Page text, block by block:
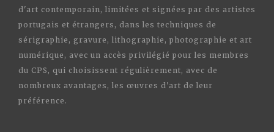
d'art contemporain, limitées et signées par des artistes
portugais et étrangers, dans les techniques de
sérigraphie, gravure, lithographie, photographie et art
numérique, avec un accès privilégié pour les membres
du CPS, qui choisissent régulièrement, avec de
nombreux avantages, les œuvres d'art de leur
préférence.